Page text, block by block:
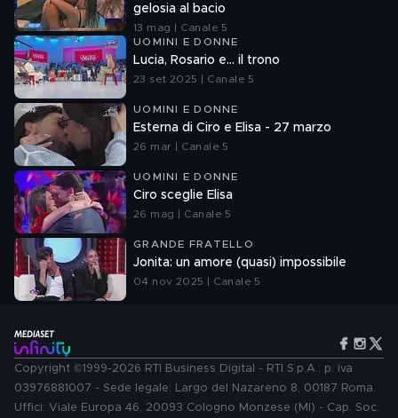
gelosia al bacio
13 mag | Canale 5
UOMINI E DONNE
Lucia, Rosario e... il trono
23 set 2025 | Canale 5
UOMINI E DONNE
Esterna di Ciro e Elisa - 27 marzo
26 mar | Canale 5
UOMINI E DONNE
Ciro sceglie Elisa
26 mag | Canale 5
GRANDE FRATELLO
Jonita: un amore (quasi) impossibile
04 nov 2025 | Canale 5
Copyright ©1999-2026 RTI Business Digital - RTI S.p.A.: p. iva
03976881007 - Sede legale: Largo del Nazareno 8, 00187 Roma.
Uffici: Viale Europa 46, 20093 Cologno Monzese (MI) - Cap. Soc.